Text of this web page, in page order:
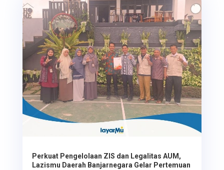
Perkuat Pengelolaan ZIS dan Legalitas AUM,
Lazismu Daerah Banjarnegara Gelar Pertemuan